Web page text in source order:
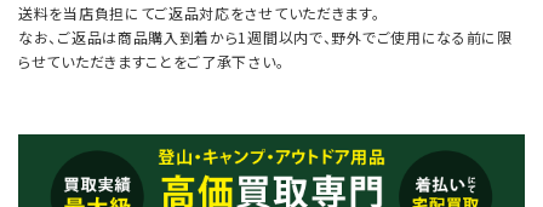
送料を当店負担にてご返品対応をさせていただきます。
なお、ご返品は商品購入到着から1週間以内で、野外でご使用になる前に限
らせていただきますことをご了承下さい。